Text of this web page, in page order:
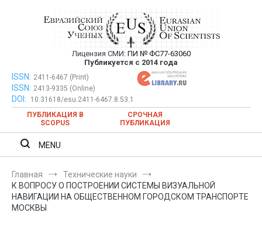
Евразийский Союз Ученых —
публикация научных статей в
ежемесячном научном журнале
Лицензия СМИ: ПИ № ФС77-63060
Публикуется с 2014 года
Евразийский Союз Ученых — публикация научных статей в
ежемесячном научном журнале
ISSN: 2411-6467 (Print)
ISSN: 2413-9335 (Online)
DOI:
10.31618/esu.2411-6467.8.53.1
ПУБЛИКАЦИЯ В
SCOPUS
СРОЧНАЯ
ПУБЛИКАЦИЯ
MENU
Главная
Технические науки
К ВОПРОСУ О ПОСТРОЕНИИ СИСТЕМЫ ВИЗУАЛЬНОЙ
НАВИГАЦИИ НА ОБЩЕСТВЕННОМ ГОРОДСКОМ ТРАНСПОРТЕ
МОСКВЫ